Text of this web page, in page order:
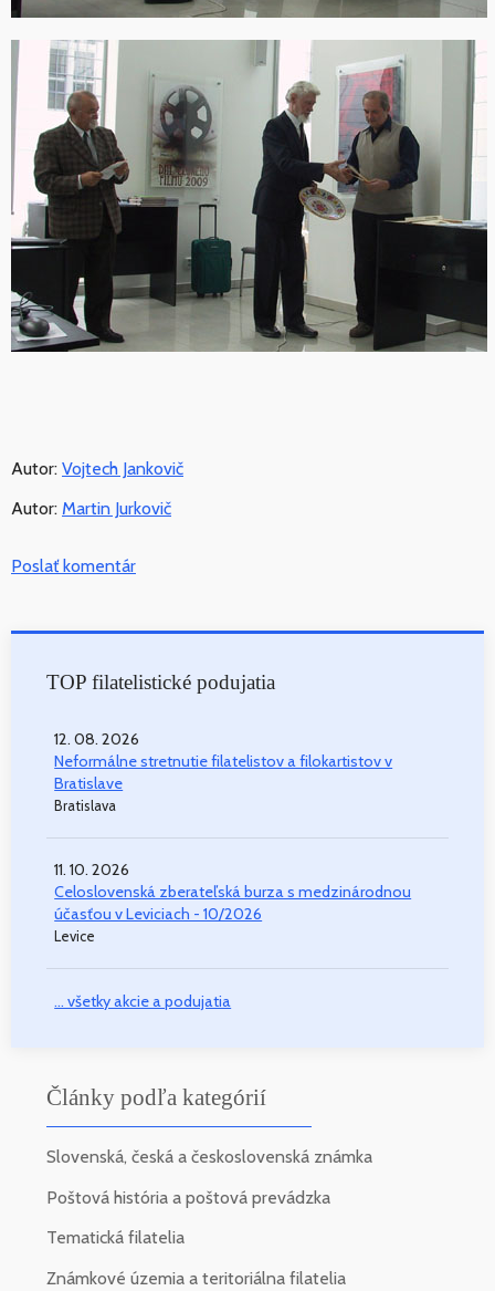
Autor: Vojtech Jankovič
Autor: Martin Jurkovič
Poslať komentár
TOP filatelistické podujatia
12. 08. 2026
Neformálne stretnutie filatelistov a filokartistov v
Bratislave
Bratislava
11. 10. 2026
Celoslovenská zberateľská burza s medzinárodnou
účasťou v Leviciach - 10/2026
Levice
... všetky akcie a podujatia
Články podľa kategórií
Slovenská, česká a československá známka
Poštová história a poštová prevádzka
Tematická filatelia
Známkové územia a teritoriálna filatelia